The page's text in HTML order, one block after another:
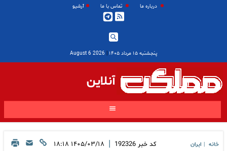
درباره ما تماس با ما آرشیو
پنجشنبه ۱۵ مرداد ۱۴۰۵ |
2026 August 6
آنلاین
خانه ایران کد خبر 192326
| ۱۴۰۵/۰۳/۱۸ ۱۸:۱۸